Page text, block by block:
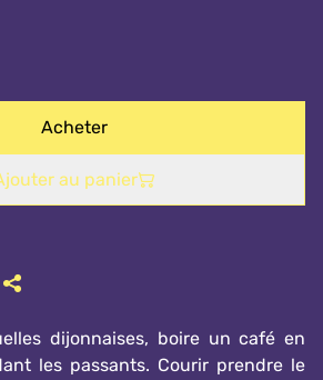
Acheter
au panier
dijonnaises, boire un café en
les passants. Courir prendre le